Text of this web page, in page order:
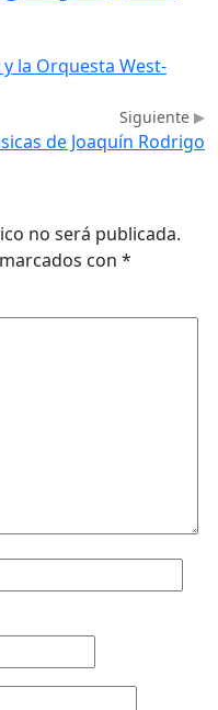
la Orquesta West-
Siguiente
de Joaquín Rodrigo
no será publicada.
con *